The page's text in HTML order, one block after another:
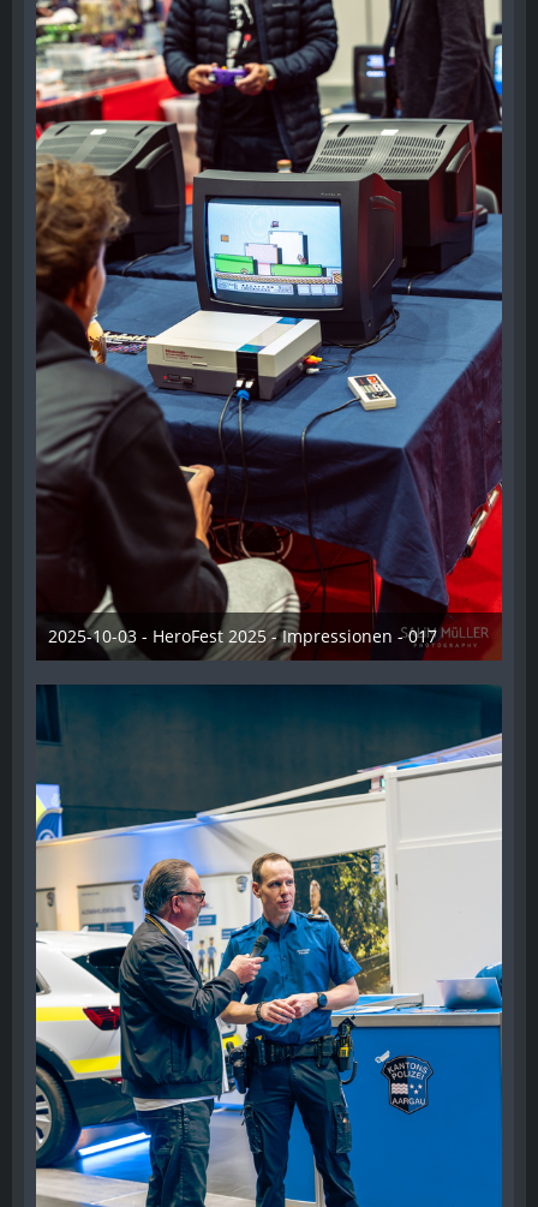
2025-10-03 - HeroFest 2025 - Impressionen - 017
21. Oktober 2025